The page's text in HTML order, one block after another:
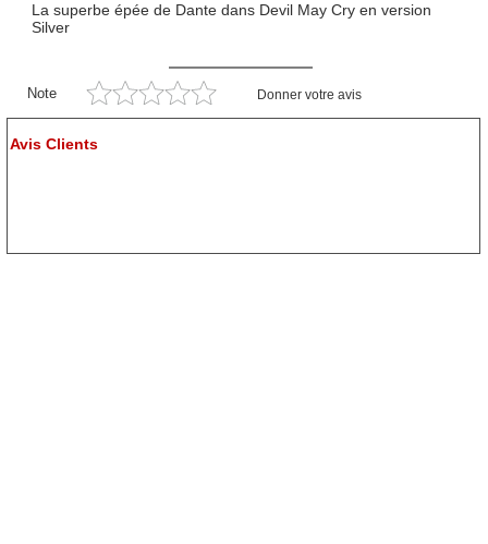
La superbe épée de Dante dans Devil May Cry en version
Silver
Note Donner votre avis
Avis Clients